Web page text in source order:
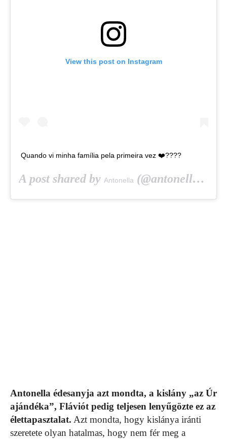
View this post on Instagram
Quando vi minha família pela primeira vez ❤️????
A post shared by Antonella (@antonella.vilela) on
Antonella édesanyja azt mondta, a kislány „az Úr
ajándéka”, Fláviót pedig teljesen lenyűgözte ez az
élettapasztalat. Azt mondta, hogy kislánya iránti
szeretete olyan hatalmas, hogy nem fér meg a